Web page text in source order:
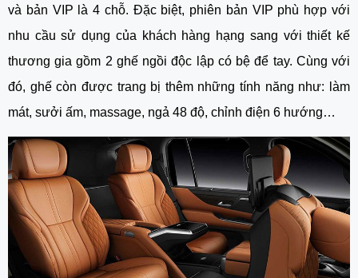
và bản VIP là 4 chỗ. Đặc biệt, phiên bản VIP phù hợp với
nhu cầu sử dụng của khách hàng hạng sang với thiết kế
thương gia gồm 2 ghế ngồi độc lập có bệ để tay. Cùng với
đó, ghế còn được trang bị thêm những tính năng như: làm
mát, sưởi ấm, massage, ngả 48 độ, chỉnh điện 6 hướng…